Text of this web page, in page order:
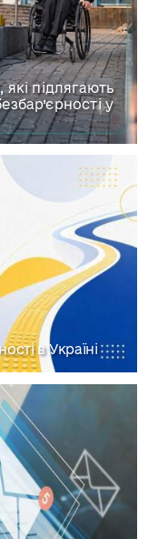
які підлягають
у
в Україні